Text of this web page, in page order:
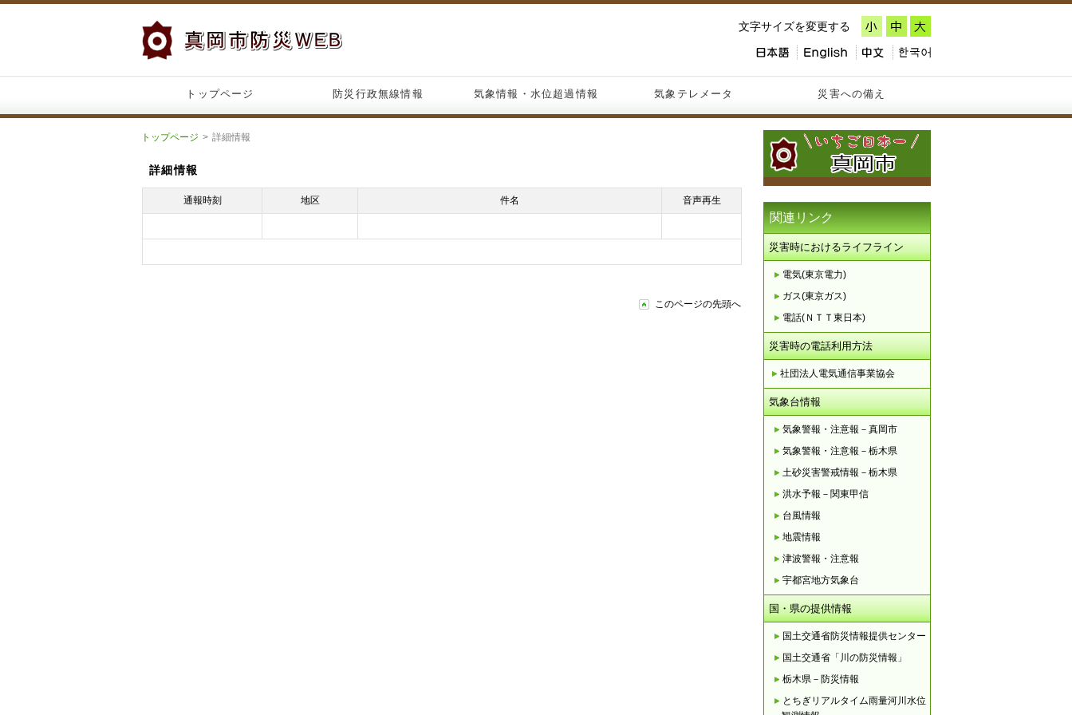
文字サイズを変更する
トップページ 防災行政無線情報 気象情報・水位超過情報 気象テレメータ 災害への備え
トップページ 詳細情報
詳細情報
通報時刻 地区 件名 音声再生
このページの先頭へ
関連リンク
災害時におけるライフライン
電気(東京電力)
ガス(東京ガス)
電話(ＮＴＴ東日本)
災害時の電話利用方法
社団法人電気通信事業協会
気象台情報
気象警報・注意報－真岡市
気象警報・注意報－栃木県
土砂災害警戒情報－栃木県
洪水予報－関東甲信
台風情報
地震情報
津波警報・注意報
宇都宮地方気象台
国・県の提供情報
国土交通省防災情報提供センター
国土交通省「川の防災情報」
栃木県－防災情報
とちぎリアルタイム雨量河川水位